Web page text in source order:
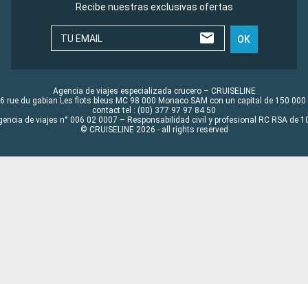
Recibe nuestras exclusivas ofertas
TU EMAIL OK
Agencia de viajes especializada crucero – CRUISELINE
rue du gabian Les flots bleus MC 98 000 Monaco SAM con un capital de 150 000
contact tel : (00) 377 97 97 84 50
de viajes n° 006 02 0007 – Responsabilidad civil y profesional RC RSA de
© CRUISELINE 2026 - all rights reserved